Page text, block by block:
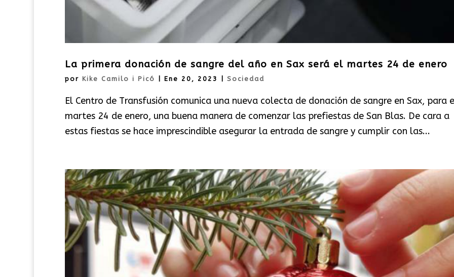
La primera donación de sangre del año en Sax será el martes 24 de enero
por Kike Camilo i Picó Ene 20, 2023 Sociedad
El Centro de Transfusión comunica una nueva colecta de donación de sangre en Sax, para
martes 24 de enero, una buena manera de comenzar las prefiestas de San Blas. De cara a
estas fiestas se hace imprescindible asegurar la entrada de sangre y cumplir con las...